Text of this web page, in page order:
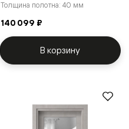
Толщина полотна: 40 мм
140 099 ₽
В корзину